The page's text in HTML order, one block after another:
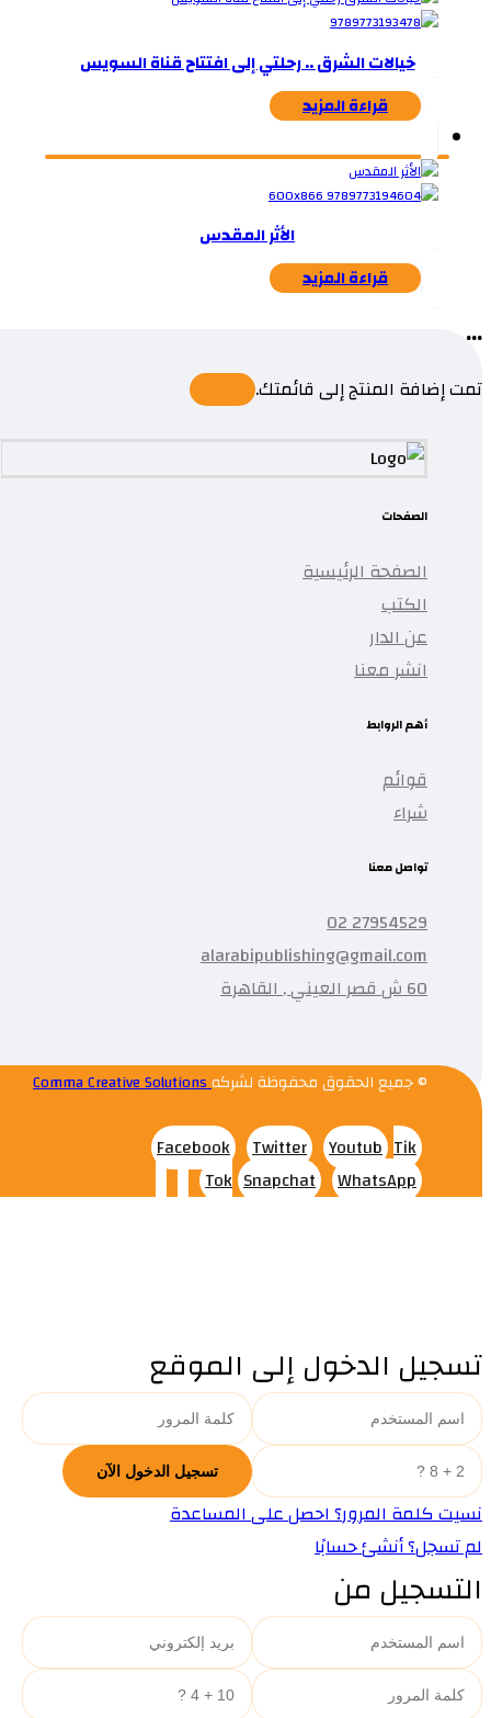
خيالات الشرق .. رحلتي إلى افتتاح قناة السويس
قراءة المزيد
الأثر المقدس
قراءة المزيد
...
تمت إضافة المنتج إلى قائمتك.
الصفحات
الصفحة الرئيسية
الكتب
عن الدار
انشر معنا
أهم الروابط
قوائم
شراء
تواصل معنا
27954529 02
alarabipublishing@gmail.com
60 ش قصر العيني , القاهرة
© جميع الحقوق محفوظة لشركهComma Creative Solutions
Facebook Twitter Youtub Tik
Tok Snapchat WhatsApp
تسجيل الدخول إلى الموقع
نسيت كلمة المرور؟ احصل على المساعدة
لم تسجل؟ أنشئ حسابًا
التسجيل من